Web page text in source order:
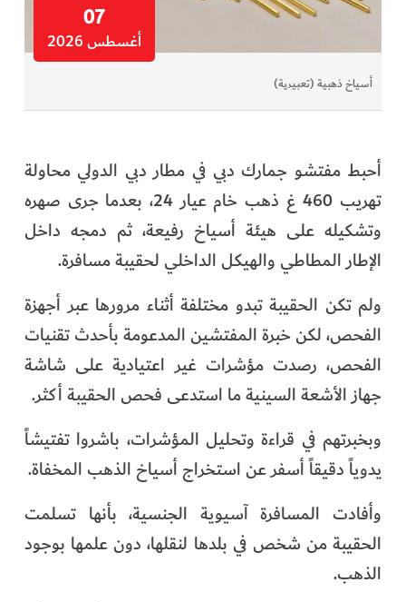
07
أغسطس 2026
أسياخ ذهبية (تعبيرية)
أحبط مفتشو جمارك دبي في مطار دبي الدولي محاولة
تهريب 460 غ ذهب خام عيار 24، بعدما جرى صهره
وتشكيله على هيئة أسياخ رفيعة، ثم دمجه داخل
الإطار المطاطي والهيكل الداخلي لحقيبة مسافرة.
ولم تكن الحقيبة تبدو مختلفة أثناء مرورها عبر أجهزة
الفحص، لكن خبرة المفتشين المدعومة بأحدث تقنيات
الفحص، رصدت مؤشرات غير اعتيادية على شاشة
جهاز الأشعة السينية ما استدعى فحص الحقيبة أكثر.
وبخبرتهم في قراءة وتحليل المؤشرات، باشروا تفتيشاً
يدوياً دقيقاً أسفر عن استخراج أسياخ الذهب المخفاة.
وأفادت المسافرة آسيوية الجنسية، بأنها تسلمت
الحقيبة من شخص في بلدها لنقلها، دون علمها بوجود
الذهب.